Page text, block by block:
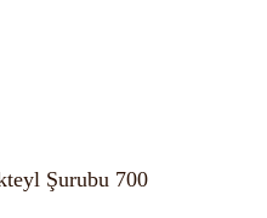
Şurubu 700